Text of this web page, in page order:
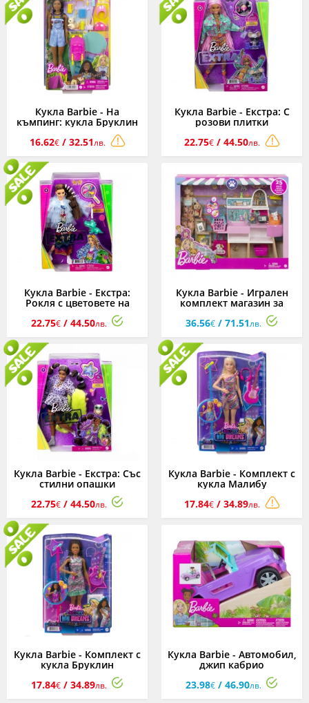
Кукла Barbie - На
къмпинг: кукла Бруклин
16.62€/ 32.51лв.
Кукла Barbie - Екстра: С
розови плитки
22.75€/ 44.50лв.
Кукла Barbie - Екстра:
Рокля с цветовете на
22.75€ / 44.50лв.
Кукла Barbie - Игрален
комплект магазин за
домашни любимци
36.56€ / 71.51лв.
Кукла Barbie - Екстра: Със
стилни опашки
22.75€ / 44.50лв.
Кукла Barbie - Комплект с
кукла Малибу
17.84€/ 34.89лв.
Кукла Barbie - Комплект с
кукла Бруклин
17.84€ / 34.89лв.
Кукла Barbie - Автомобил,
джип кабрио
23.98€ / 46.90лв.